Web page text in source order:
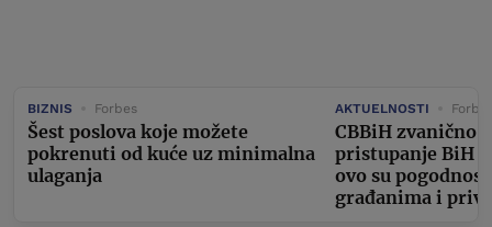
BIZNIS Forbes
Šest poslova koje možete
pokrenuti od kuće uz minimalna
ulaganja
AKTUELNOSTI
CBBiH zvanično
pristupanje BiH
ovo su
građanima i